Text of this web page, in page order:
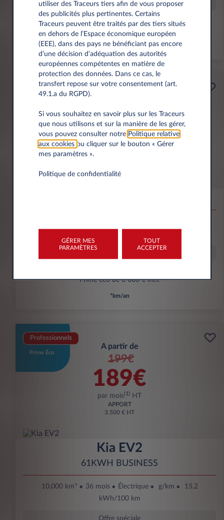
Offre spéciale
Prime éco de 6 000 € incl.
*km/an
Professionnels
189€
par mois (1)HT
APPORT
3.500 € HT
Prime éco de 6 000 € incl.
*km/an
Professionnels
Prime Éco
A partir de
199€
189€
par mois(1) HT
APPORT
3.500 € HT
Kia EV2
61KWH BUSINESS
10,000 km* 36 mois Électrique g/km
15.2
kWh/100 km
Offre spéciale
utiliser des Traceurs tiers afin de vous proposer
des publicités plus pertinentes. Certains
Traceurs peuvent être traités par des tiers situés
en dehors de l’Espace économique européen
(EEE), dans des pays ne bénéficiant pas encore
d’une décision d’adéquation des autorités
européennes compétentes en matière de
protection des données. Dans ce cas, le
transfert repose sur votre consentement (art.
49.1.a du RGPD).
Si vous souhaitez en savoir plus sur les Traceurs
que nous utilisons et sur la manière de les gérer,
vous pouvez consulter notre Politique relative
aux cookies ou cliquer sur le bouton « Gérer
mes paramètres ».
Politique de confidentialité
GÉRER MES
PARAMÈTRES
TOUT
ACCEPTER